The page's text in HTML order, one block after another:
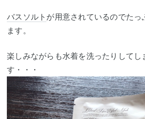
バスソルト が用意されているのでたっ
ます。
楽しみながらも水着を洗ったりしてし
す・・・